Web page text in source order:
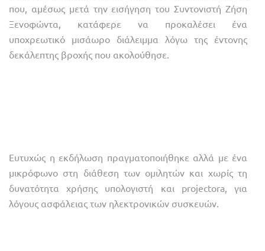
που, αμέσως μετά την εισήγηση του Συντονιστή Ζήση
Ξενοφώντα, κατάφερε να προκαλέσει ένα
υποχρεωτικό μισάωρο διάλειμμα λόγω της έντονης
δεκάλεπτης βροχής που ακολούθησε.
Ευτυχώς η εκδήλωση πραγματοποιήθηκε αλλά με ένα
μικρόφωνο στη διάθεση των ομιλητών και χωρίς τη
δυνατότητα χρήσης υπολογιστή και projectora, για
λόγους ασφάλειας των ηλεκτρονικών συσκευών.